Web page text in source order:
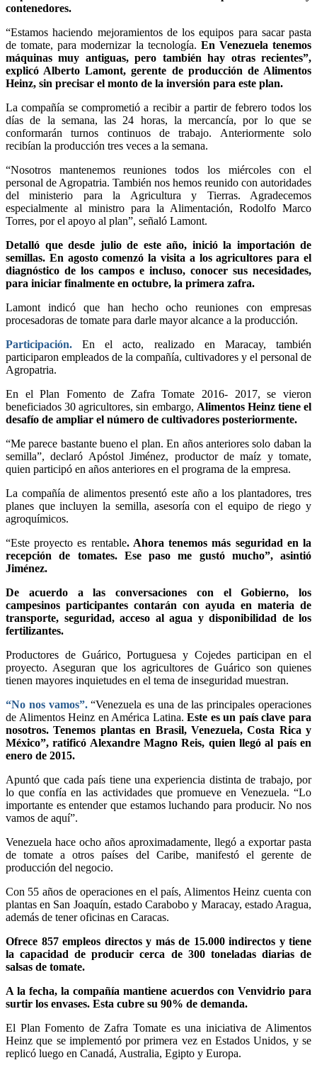
contenedores.
“Estamos haciendo mejoramientos de los equipos para sacar pasta
de tomate, para modernizar la tecnología. En Venezuela tenemos
máquinas muy antiguas, pero también hay otras recientes”,
explicó Alberto Lamont, gerente de producción de Alimentos
Heinz, sin precisar el monto de la inversión para este plan.
La compañía se comprometió a recibir a partir de febrero todos los
días de la semana, las 24 horas, la mercancía, por lo que se
conformarán turnos continuos de trabajo. Anteriormente solo
recibían la producción tres veces a la semana.
“Nosotros mantenemos reuniones todos los miércoles con el
personal de Agropatria. También nos hemos reunido con autoridades
del ministerio para la Agricultura y Tierras. Agradecemos
especialmente al ministro para la Alimentación, Rodolfo Marco
Torres, por el apoyo al plan”, señaló Lamont.
Detalló que desde julio de este año, inició la importación de
semillas. En agosto comenzó la visita a los agricultores para el
diagnóstico de los campos e incluso, conocer sus necesidades,
para iniciar finalmente en octubre, la primera zafra.
Lamont indicó que han hecho ocho reuniones con empresas
procesadoras de tomate para darle mayor alcance a la producción.
Participación. En el acto, realizado en Maracay, también
participaron empleados de la compañía, cultivadores y el personal de
Agropatria.
En el Plan Fomento de Zafra Tomate 2016- 2017, se vieron
beneficiados 30 agricultores, sin embargo, Alimentos Heinz tiene el
desafío de ampliar el número de cultivadores posteriormente.
“Me parece bastante bueno el plan. En años anteriores solo daban la
semilla”, declaró Apóstol Jiménez, productor de maíz y tomate,
quien participó en años anteriores en el programa de la empresa.
La compañía de alimentos presentó este año a los plantadores, tres
planes que incluyen la semilla, asesoría con el equipo de riego y
agroquímicos.
“Este proyecto es rentable. Ahora tenemos más seguridad en la
recepción de tomates. Ese paso me gustó mucho”, asintió
Jiménez.
De acuerdo a las conversaciones con el Gobierno, los
campesinos participantes contarán con ayuda en materia de
transporte, seguridad, acceso al agua y disponibilidad de los
fertilizantes.
Productores de Guárico, Portuguesa y Cojedes participan en el
proyecto. Aseguran que los agricultores de Guárico son quienes
tienen mayores inquietudes en el tema de inseguridad muestran.
“No nos vamos”.“Venezuela es una de las principales operaciones
de Alimentos Heinz en América Latina.Este es un país clave para
nosotros. Tenemos plantas en Brasil, Venezuela, Costa Rica y
México”, ratificó Alexandre Magno Reis, quien llegó al país en
enero de 2015.
Apuntó que cada país tiene una experiencia distinta de trabajo, por
lo que confía en las actividades que promueve en Venezuela. “Lo
importante es entender que estamos luchando para producir. No nos
vamos de aquí”.
Venezuela hace ocho años aproximadamente, llegó a exportar pasta
de tomate a otros países del Caribe, manifestó el gerente de
producción del negocio.
Con 55 años de operaciones en el país, Alimentos Heinz cuenta con
plantas en San Joaquín, estado Carabobo y Maracay, estado Aragua,
además de tener oficinas en Caracas.
Ofrece 857 empleos directos y más de 15.000 indirectos y tiene
la capacidad de producir cerca de 300 toneladas diarias de
salsas de tomate.
A la fecha, la compañía mantiene acuerdos con Venvidrio para
surtir los envases. Esta cubre su 90% de demanda.
El Plan Fomento de Zafra Tomate es una iniciativa de Alimentos
Heinz que se implementó por primera vez en Estados Unidos, y se
replicó luego en Canadá, Australia, Egipto y Europa.